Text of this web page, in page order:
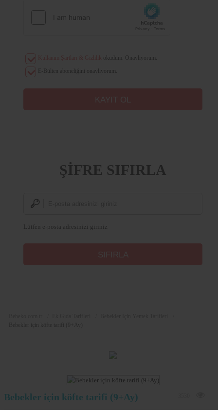
okudum. Onaylıyorum.
E-Bülten aboneliğini onaylıyorum.
ŞİFRE SIFIRLA
Lütfen e-posta adresinizi giriniz
Bebekler için köfte tarifi (9+Ay)